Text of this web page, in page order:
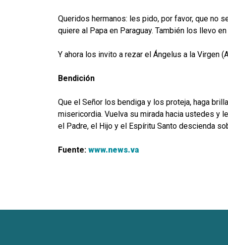
Queridos hermanos: les pido, por favor, que no
quiere al Papa en Paraguay. También los llevo
Y ahora los invito a rezar el Ángelus a la Virgen
Bendición
Que el Señor los bendiga y los proteja, haga
misericordia. Vuelva su mirada hacia ustedes y
el Padre, el Hijo y el Espíritu Santo descienda
Fuente: www.news.va